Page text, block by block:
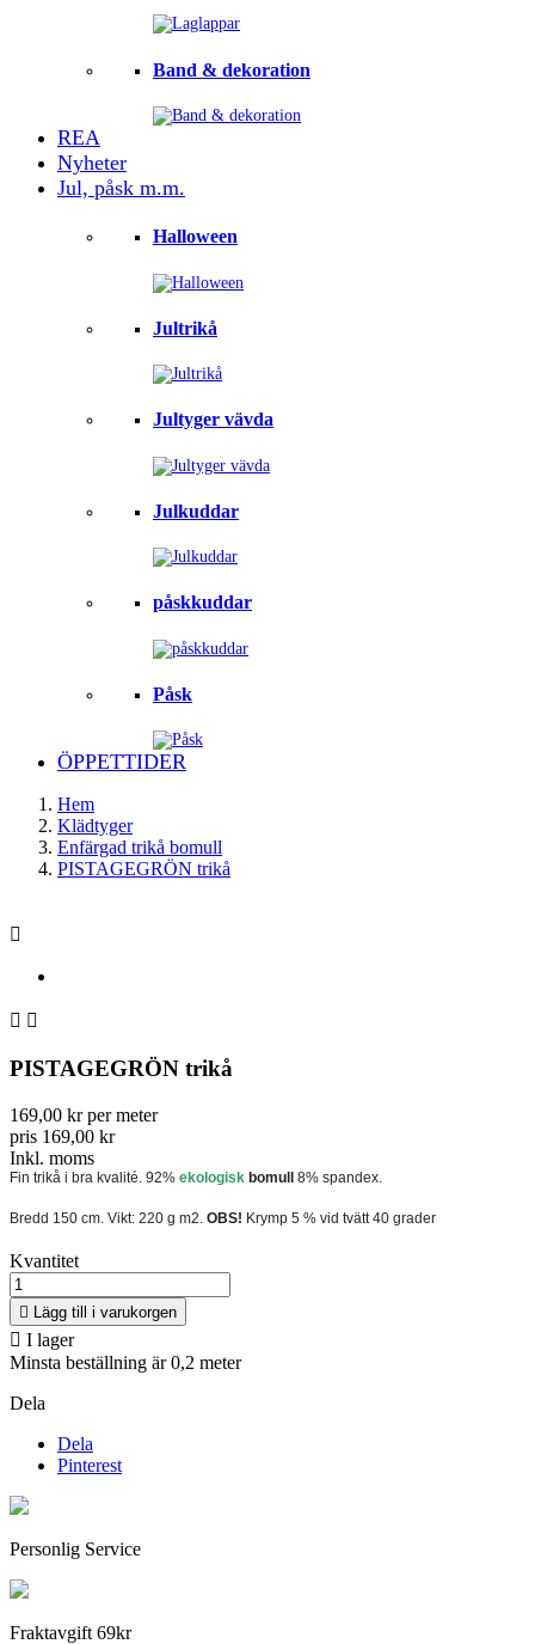
Band & dekoration
REA
Nyheter
Jul, påsk m.m.
Halloween
Jultrikå
Jultyger vävda
Julkuddar
påskkuddar
Påsk
ÖPPETTIDER
Hem
Klädtyger
Enfärgad trikå bomull
PISTAGEGRÖN trikå

 
PISTAGEGRÖN trikå
169,00 kr per meter
pris 169,00 kr
Inkl. moms
Fin trikå i bra kvalité. 92% ekologisk bomull 8% spandex.
Bredd 150 cm. Vikt: 220 g m2. OBS! Krymp 5 % vid tvätt 40 grader
Kvantitet
 Lägg till i varukorgen
 I lager
Minsta beställning är 0,2 meter
Dela
Dela
Pinterest
Personlig Service
Fraktavgift 69kr